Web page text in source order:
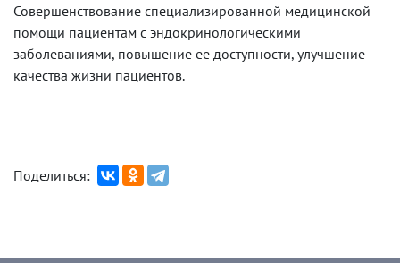
Совершенствование специализированной медицинской
помощи пациентам с эндокринологическими
заболеваниями, повышение ее доступности, улучшение
качества жизни пациентов.
Поделиться: